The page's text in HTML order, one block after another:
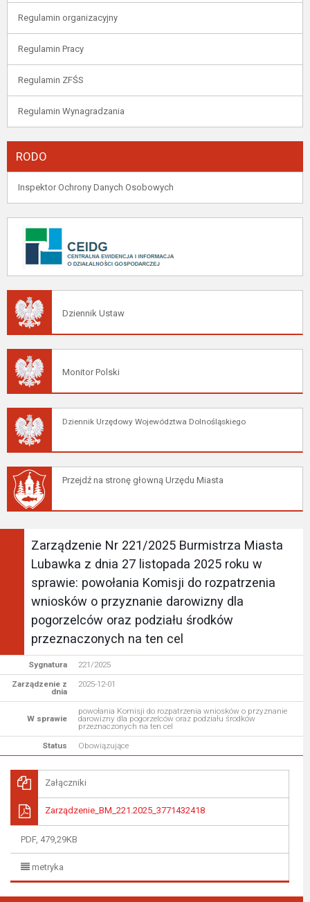
Regulamin organizacyjny
Regulamin Pracy
Regulamin ZFŚS
Regulamin Wynagradzania
RODO
Inspektor Ochrony Danych Osobowych
Dziennik Ustaw
Monitor Polski
Dziennik Urzędowy Województwa Dolnośląskiego
Przejdź na stronę głowną Urzędu Miasta
Zarządzenie Nr 221/2025 Burmistrza Miasta
Lubawka z dnia 27 listopada 2025 roku w
sprawie: powołania Komisji do rozpatrzenia
wniosków o przyznanie darowizny dla
pogorzelców oraz podziału środków
przeznaczonych na ten cel
Sygnatura
221/2025
Zarządzenie z
dnia
2025-12-01
W sprawie
powołania Komisji do rozpatrzenia wniosków o przyznanie
darowizny dla pogorzelców oraz podziału środków
przeznaczonych na ten cel
Status
Obowiązujące
Załączniki
Zarządzenie_BM_221.2025_3771432418
PDF, 479,29KB
metryka